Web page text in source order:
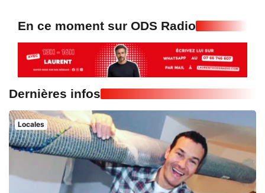
En ce moment sur ODS Radio
Dernières infos
Locales